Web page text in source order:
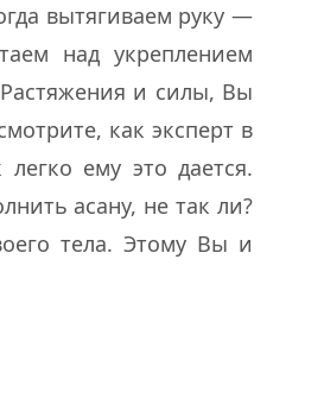
вытягиваем руку —
над укреплением
и силы, Вы
как эксперт в
ему это дается.
асану, не так ли?
тела. Этому Вы и